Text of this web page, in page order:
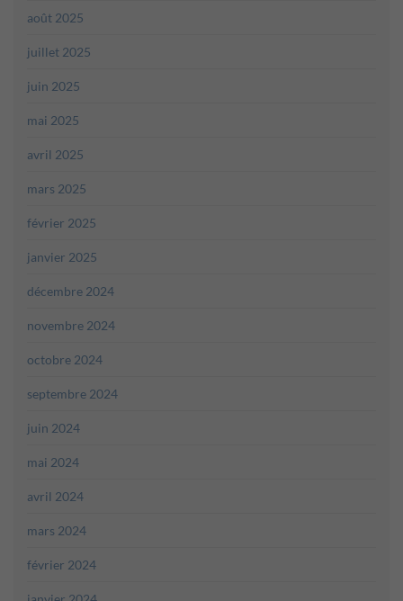
août 2025
juillet 2025
juin 2025
mai 2025
avril 2025
mars 2025
février 2025
janvier 2025
décembre 2024
novembre 2024
octobre 2024
septembre 2024
juin 2024
mai 2024
avril 2024
mars 2024
février 2024